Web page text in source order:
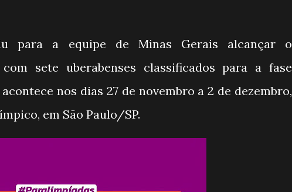
para a equipe de Minas Gerais alcançar o
sete uberabenses classificados para a fase
nos dias 27 de novembro a 2 de dezembro,
em São Paulo/SP.